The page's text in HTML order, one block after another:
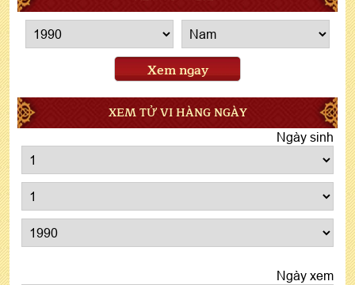
Xem ngay
XEM TỬ VI HÀNG NGÀY
Ngày sinh
Ngày xem